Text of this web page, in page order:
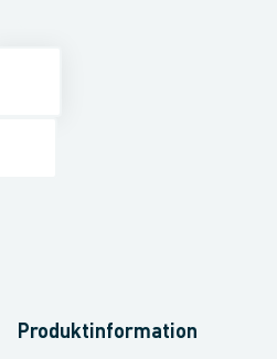
Produktinformation